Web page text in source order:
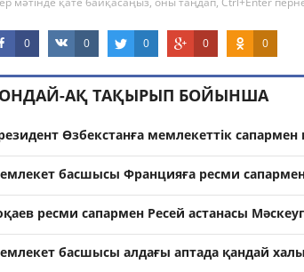
0 0 0 0 0
АҚ ТАҚЫРЫП БОЙЫНША
Өзбекстанға мемлекеттік сапармен
басшысы Францияға ресми сапармен
ресми сапармен Ресей астанасы
басшысы алдағы аптада қандай